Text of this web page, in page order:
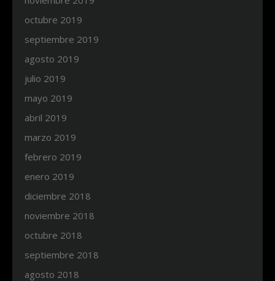
octubre 2019
septiembre 2019
agosto 2019
julio 2019
mayo 2019
abril 2019
marzo 2019
febrero 2019
enero 2019
diciembre 2018
noviembre 2018
octubre 2018
septiembre 2018
agosto 2018